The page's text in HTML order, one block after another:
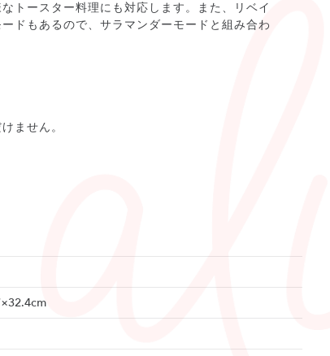
トースター料理にも対応します。また、リベイ
ドもあるので、サラマンダーモードと組み合わ
ません。